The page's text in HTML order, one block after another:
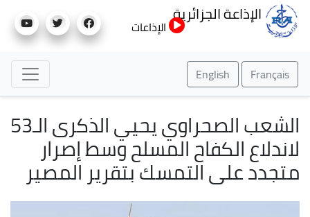
إلى
الإذاعة الجزائرية
الإذاعات
Français
English
الشعب الصحراوي يحيي الذكرى الـ53
لاندلاع الكفاح المسلح وسط إصرار
متجدد على التمسك بتقرير المصير